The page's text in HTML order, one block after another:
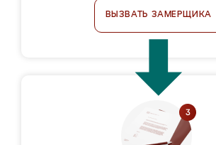
ВЫЗВАТЬ ЗАМЕРЩИКА